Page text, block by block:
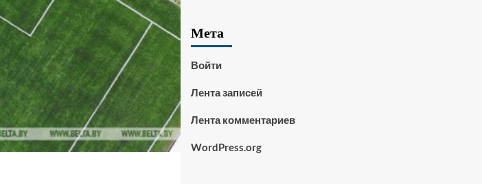
Мета
Войти
Лента записей
Лента комментариев
WordPress.org